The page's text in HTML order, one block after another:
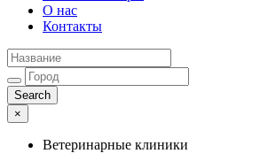
О нас
Контакты
×
Ветеринарные клиники